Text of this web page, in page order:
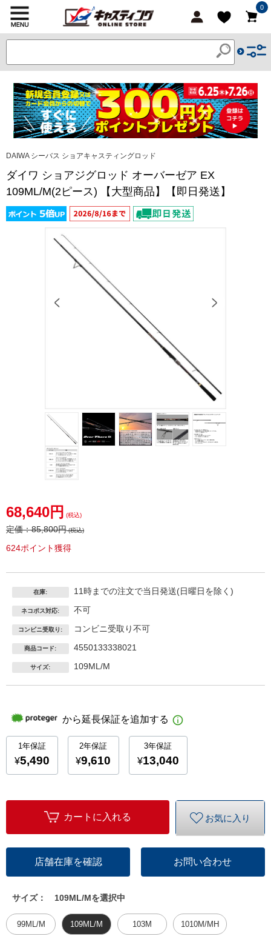
0
DAIWA シーバス ショアキャスティングロッド
ダイワ ショアジグロッド オーバーゼア EX
109ML/M(2ピース) 【大型商品】【即日発送】
68,640円 (税込)
定価：85,800円(税込)
624ポイント獲得
在庫: 11時までの注文で当日発送(日曜日を除く)
ネコポス対応: 不可
コンビニ受取り: コンビニ受取り不可
商品コード: 4550133338021
サイズ: 109ML/M
カートに入れる お気に入り
店舗在庫を確認 お問い合わせ
サイズ： 109ML/Mを選択中
99ML/M 109ML/M 103M 1010M/MH